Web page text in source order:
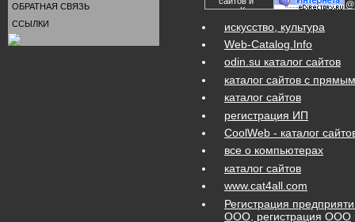
ОБРАТНАЯ СВЯЗЬ
ССЫЛКИ
искусство, культура
Web-Catalog.Info
odin.su каталог сайтов
каталог сайтов с
каталог сайтов
регистрация ИП
CoolWeb - каталог
все о компьютерах
каталог сайтов
www.cat4all.com
Регистрация
ООО, регистрация ООО